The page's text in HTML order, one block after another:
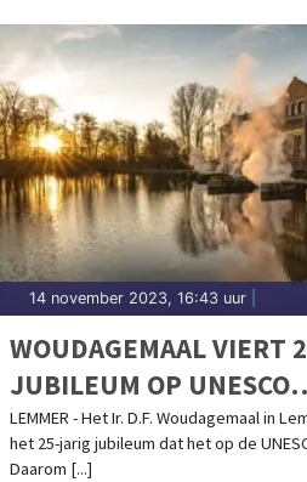
14 november 2023, 16:43 uur
WOUDAGEMAAL VIERT
JUBILEUM OP UNESCO
WERELDERFGOEDLIJST
LEMMER - Het Ir. D.F. Woudagemaal in
het 25-jarig jubileum dat het op de
Daarom [...]